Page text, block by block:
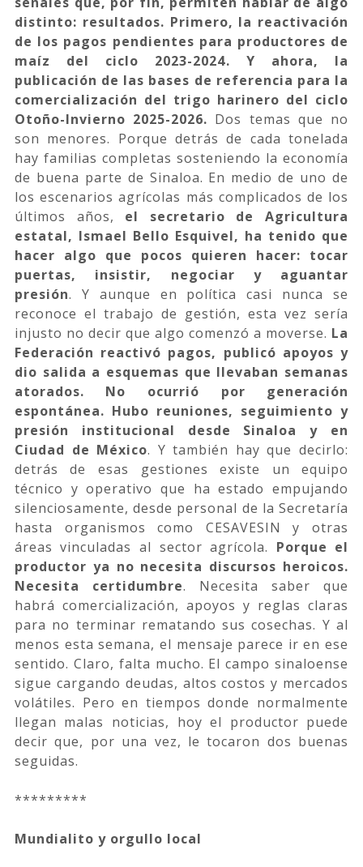
distinto: resultados. Primero, la reactivación
de los pagos pendientes para productores de
maíz del ciclo 2023-2024. Y ahora, la
publicación de las bases de referencia para la
comercialización del trigo harinero del ciclo
Otoño-Invierno 2025-2026. Dos temas que no
son menores. Porque detrás de cada tonelada
hay familias completas sosteniendo la economía
de buena parte de Sinaloa. En medio de uno de
los escenarios agrícolas más complicados de los
últimos años, el secretario de Agricultura
estatal, Ismael Bello Esquivel, ha tenido que
hacer algo que pocos quieren hacer: tocar
puertas, insistir, negociar y aguantar
presión. Y aunque en política casi nunca se
reconoce el trabajo de gestión, esta vez sería
injusto no decir que algo comenzó a moverse. La
Federación reactivó pagos, publicó apoyos y
dio salida a esquemas que llevaban semanas
atorados. No ocurrió por generación
espontánea. Hubo reuniones, seguimiento y
presión institucional desde Sinaloa y en
Ciudad de México. Y también hay que decirlo:
detrás de esas gestiones existe un equipo
técnico y operativo que ha estado empujando
silenciosamente, desde personal de la Secretaría
hasta organismos como CESAVESIN y otras
áreas vinculadas al sector agrícola. Porque el
productor ya no necesita discursos heroicos.
Necesita certidumbre. Necesita saber que
habrá comercialización, apoyos y reglas claras
para no terminar rematando sus cosechas. Y al
menos esta semana, el mensaje parece ir en ese
sentido. Claro, falta mucho. El campo sinaloense
sigue cargando deudas, altos costos y mercados
volátiles. Pero en tiempos donde normalmente
llegan malas noticias, hoy el productor puede
decir que, por una vez, le tocaron dos buenas
seguidas.
*********
Mundialito y orgullo local